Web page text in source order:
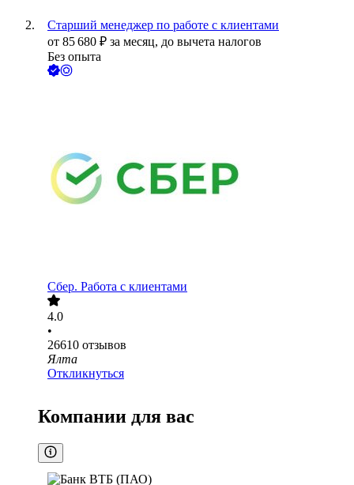
Старший менеджер по работе с клиентами
от 85 680 ₽ за месяц, до вычета налогов
Без опыта
Сбер. Работа с клиентами
4.0
•
26610 отзывов
Ялта
Откликнуться
Компании для вас